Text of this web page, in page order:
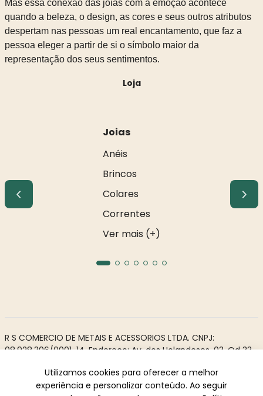
Mas essa conexão das joias com a emoção acontece
quando a beleza, o design, as cores e seus outros atributos
despertam nas pessoas um real encantamento, que faz a
pessoa eleger a partir de si o símbolo maior da
representação dos seus sentimentos.
Loja
Joias
Anéis
Brincos
Colares
Correntes
Ver mais (+)
R S COMERCIO DE METAIS E ACESSORIOS LTDA. CNPJ:
08.928.306/0001-14. Endereço: Av. dos Holandeses, 03, Qd 33,
Todos os direitos reservados à Rosa Rio - As informações não
Utilizamos cookies para oferecer a melhor
experiência e personalizar conteúdo. Ao seguir